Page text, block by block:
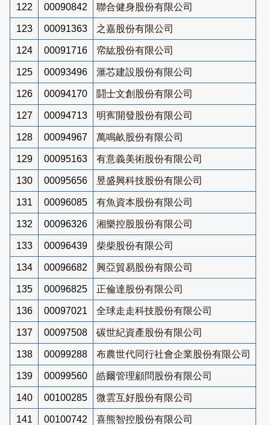
122 00090842 聯合健身股份有限公司
123 00091363 之嘉股份有限公司
124 00091716 帟紘股份有限公司
125 00093496 滙芯建設股份有限公司
126 00094170 鬪士文創股份有限公司
127 00094713 明寯開發股份有限公司
128 00094967 萬鳴畝股份有限公司
129 00095163 有意義美術股份有限公司
130 00095656 昱盛興科技股份有限公司
131 00096085 有魚資本股份有限公司
132 00096326 湘樂控股股份有限公司
133 00096439 柴柴股份有限公司
134 00096682 興亞貿易股份有限公司
135 00096825 正倫達股份有限公司
136 00097021 全球走走科技股份有限公司
137 00097508 碳世紀資產股份有限公司
138 00099288 布農世代同行社會企業股份有限公司
139 00099560 皓爾管理顧問股份有限公司
140 00100285 微雲互好股份有限公司
141 00100742 喜熊智控股份有限公司